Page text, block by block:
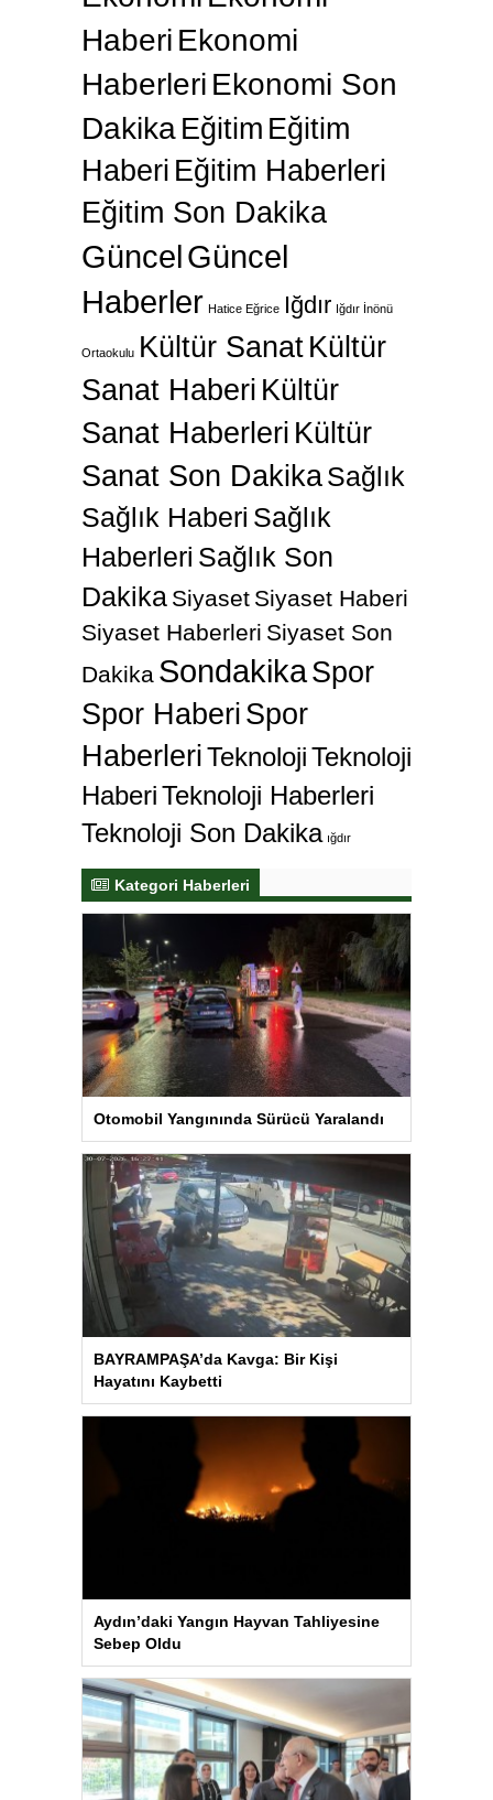
Haberi Ekonomi
Haberleri Ekonomi Son
Dakika Eğitim Eğitim
Haberi Eğitim Haberleri
Eğitim Son Dakika
GüncelGüncel
Haberler Hatice Eğrice Iğdır Iğdır İnönü
Ortaokulu Kültür SanatKültür
Sanat Haberi Kültür
Sanat Haberleri Kültür
Sanat Son DakikaSağlık
Sağlık Haberi Sağlık
Haberleri Sağlık Son
Dakika Siyaset Siyaset Haberi
Siyaset Haberleri Siyaset Son
Dakika SondakikaSpor
Spor Haberi Spor
HaberleriTeknolojiTeknoloji
HaberiTeknoloji Haberleri
Teknoloji Son Dakika ığdır
Kategori Haberleri
Otomobil Yangınında Sürücü Yaralandı
BAYRAMPAŞA’da Kavga: Bir Kişi
Hayatını Kaybetti
Aydın’daki Yangın Hayvan Tahliyesine
Sebep Oldu